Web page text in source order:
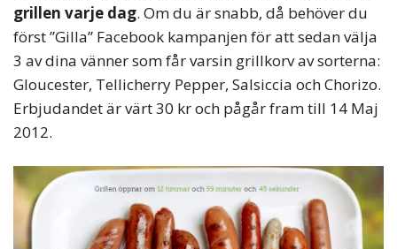
grillen varje dag. Om du är snabb, då behöver du
först ”Gilla” Facebook kampanjen för att sedan välja
3 av dina vänner som får varsin grillkorv av sorterna:
Gloucester, Tellicherry Pepper, Salsiccia och Chorizo.
Erbjudandet är värt 30 kr och pågår fram till 14 Maj
2012.